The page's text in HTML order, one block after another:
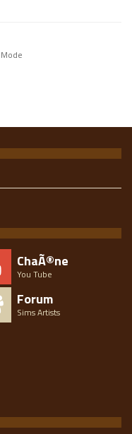
ChaÃ®ne
You Tube
Forum
Sims Artists